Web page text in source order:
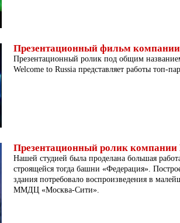
Презентационный фильм компании
Презентационный ролик под общим
Welcome to Russia представляет работы топ-
Презентационный ролик
Нашей студией была проделана большая
строящейся тогда башни «Федерация».
здания потребовало воспроизведения в
ММДЦ «Москва-Сити».